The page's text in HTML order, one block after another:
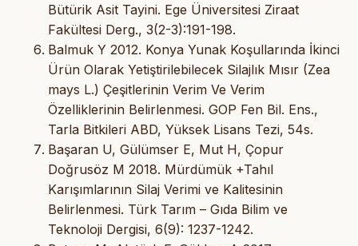
Bütürik Asit Tayini. Ege Üniversitesi Ziraat
Fakültesi Derg., 3(2-3):191-198.
Balmuk Y 2012. Konya Yunak Koşullarında İkinci
Ürün Olarak Yetiştirilebilecek Silajlık Mısır (Zea
mays L.) Çeşitlerinin Verim Ve Verim
Özelliklerinin Belirlenmesi. GOP Fen Bil. Ens.,
Tarla Bitkileri ABD, Yüksek Lisans Tezi, 54s.
Başaran U, Gülümser E, Mut H, Çopur
Doğrusöz M 2018. Mürdümük +Tahıl
Karışımlarının Silaj Verimi ve Kalitesinin
Belirlenmesi. Türk Tarım – Gıda Bilim ve
Teknoloji Dergisi, 6(9): 1237-1242.